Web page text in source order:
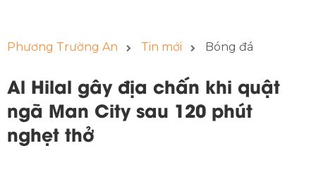
Phương Trường An Tin mới Bóng đá
Al Hilal gây địa chấn khi quật
ngã Man City sau 120 phút
nghẹt thở